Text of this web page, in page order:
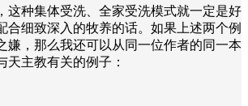
这种集体受洗、全家受洗模式就一定是好
合细致深入的牧养的话。如果上述两个例
嫌，那么我还可以从同一位作者的同一本
天主教有关的例子：